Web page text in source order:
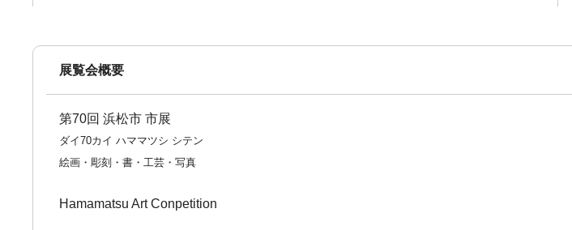
展覧会概要
第70回 浜松市 市展
ダイ70カイ ハママツシ シテン
絵画・彫刻・書・工芸・写真
Hamamatsu Art Conpetition